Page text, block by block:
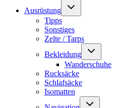
Ausrüstung
Untermenü
Tipps
Sonstiges
Zelte / Tarps
Bekleidung
Untermenü
Wanderschuhe
Rucksäcke
Schlafsäcke
Isomatten
Untermenü